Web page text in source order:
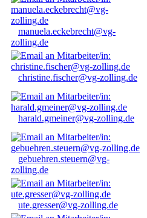
manuela.eckebrecht@vg-
zolling.de
christine.fischer@vg-zolling.de
harald.gmeiner@vg-zolling.de
gebuehren.steuern@vg-
zolling.de
ute.gresser@vg-zolling.de